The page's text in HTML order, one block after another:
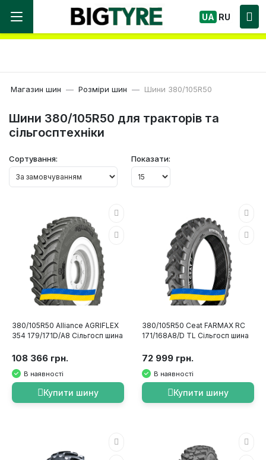
Ми працюємо! Великий вибір Шин, швидка
доставка по Україні!
UA RU
Магазин шин Розміри шин Шини 380/105R50
Шини 380/105R50 для тракторів та
сільгосптехніки
Сортування: Показати:
380/105R50 Alliance AGRIFLEX
354 179/171D/A8 Сільгосп шина
108 366 грн.
В наявності
Купити шину
380/105R50 Ceat FARMAX RC
171/168A8/D TL Сільгосп шина
72 999 грн.
В наявності
Купити шину